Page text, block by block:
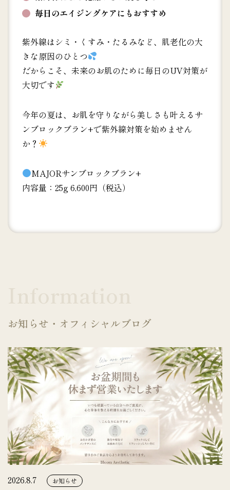
毎日のエイジングケアにもおすすめ
紫外線はシミ・くすみ・たるみなど、肌老化の大
きな原因のひとつ
だからこそ、未来のお肌のために毎日のUV対策が
大切です
今年の夏は、お肌を守りながら美しさも叶えるサ
ンブロックブラン+で紫外線対策を始めません
か？
MAJORサンブロックブラン+
内容量：25g 6,600円（税込）
お知らせ・オフィシャルブログ
2026.8.7 お知らせ